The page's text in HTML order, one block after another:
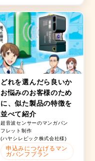
どれを選んだら良いか
お悩みのお客様のため
に、似た製品の特徴を
並べて紹介
超音波センサーのマンガパン
フレット制作
(ハヤシレピック株式会社様)
申込みにつなげるマン
ガパンフプラン